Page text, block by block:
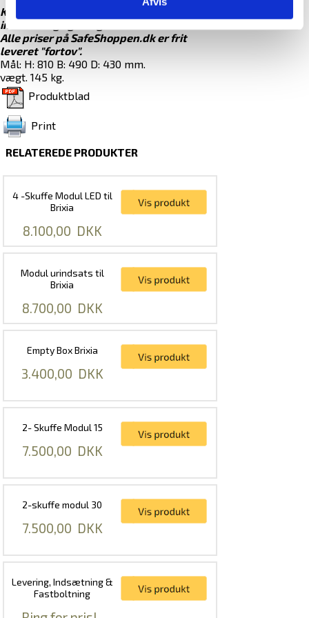
Kontakt os venligst for tilbud på
indsætning og fastgørelse af skabet.
Alle priser på SafeShoppen.dk er frit
leveret "fortov".
Mål: H: 810 B: 490 D: 430 mm.
vægt. 145 kg.
Produktblad
Print
RELATEREDE PRODUKTER
4 -Skuffe Modul LED til
Brixia
8.100,00 DKK
Modul urindsats til
Brixia
8.700,00 DKK
Empty Box Brixia
3.400,00 DKK
2- Skuffe Modul 15
7.500,00 DKK
2-skuffe modul 30
7.500,00 DKK
Levering, Indsætning &
Fastboltning